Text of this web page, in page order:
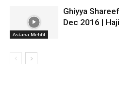
Astana Mehfil
Ghiyya
Dec 2016 |